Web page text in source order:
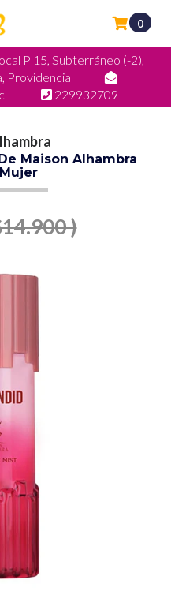
P 15, Subterráneo (-2),
Providencia
229932709
0
Maison Alhambra
)